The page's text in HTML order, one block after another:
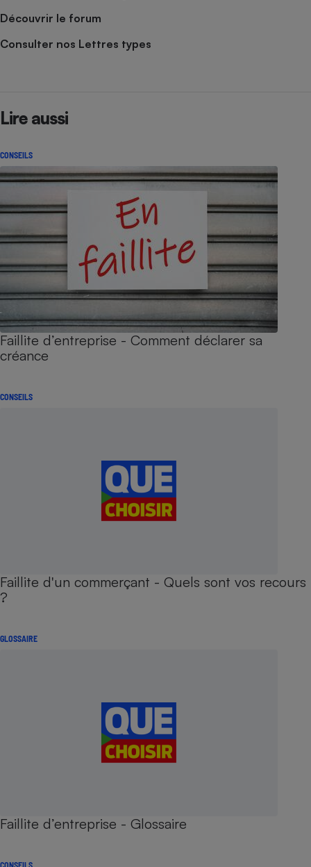
Découvrir le forum
Consulter nos Lettres types
Lire aussi
CONSEILS
Faillite d’entreprise - Comment déclarer sa
créance
CONSEILS
Faillite d'un commerçant - Quels sont vos recours
?
GLOSSAIRE
Faillite d’entreprise - Glossaire
CONSEILS